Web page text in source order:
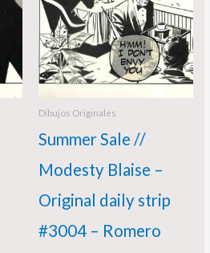
Dibujos Originales
Summer Sale //
Modesty Blaise –
Original daily strip
#3004 – Romero